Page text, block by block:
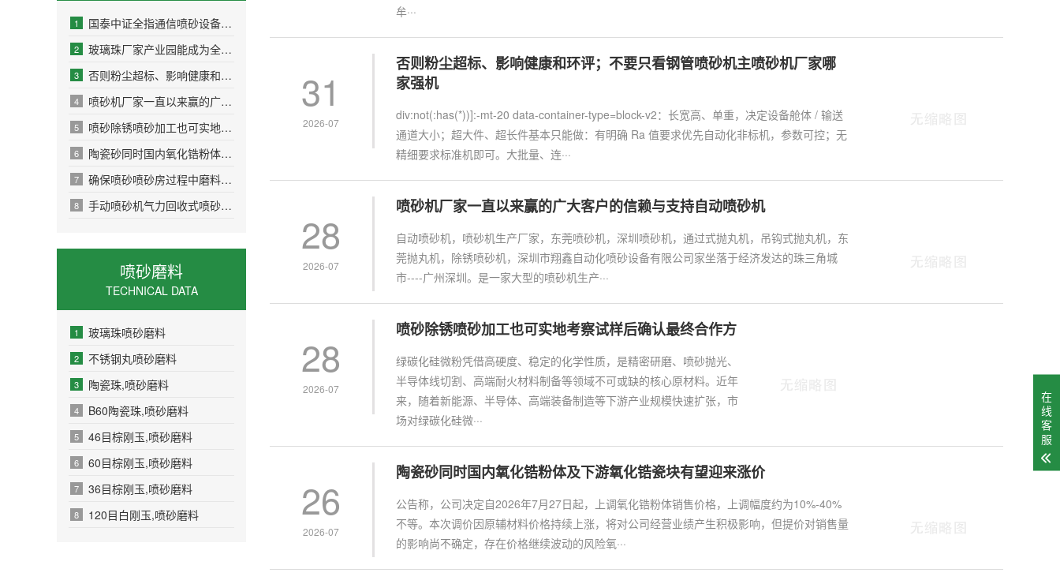
1 国泰中证全指通信喷砂设备设江苏喷砂机备ETF联接A
2 玻璃珠厂家产业园能成为全省装备制造产喷砂胶管业园的标杆示范
3 否则粉尘超标、影响健康和环评；不要只看钢管喷砂机主喷砂机厂家哪家强机
4 喷砂机厂家一直以来赢的广大客户的信赖与支持自动喷砂机
5 喷砂除锈喷砂加工也可实地考察试样后确认最终合作方
6 陶瓷砂同时国内氧化锆粉体及下游氧化锆瓷块有望迎来涨价
7 确保喷砂喷砂房过程中磨料供喷砂洁牙应充足
8 手动喷砂机气力回收式喷砂房主要由房体、喷砂设备、磨料回收装置、通风除尘装置、磨料分选装置和电
喷砂磨料
TECHNICAL DATA
1 玻璃珠喷砂磨料
2 不锈钢丸喷砂磨料
3 陶瓷珠,喷砂磨料
4 B60陶瓷珠,喷砂磨料
5 46目棕刚玉,喷砂磨料
6 60目棕刚玉,喷砂磨料
7 36目棕刚玉,喷砂磨料
8 120目白刚玉,喷砂磨料
牟···
31
2026-07
否则粉尘超标、影响健康和环评；不要只看钢管喷砂机主喷砂机厂家哪
家强机
div:not(:has(*))]:-mt-20 data-container-type=block-v2：长宽高、单重，决定设备舱体 / 输送
通道大小；超大件、超长件基本只能做：有明确 Ra 值要求优先自动化非标机，参数可控；无
精细要求标准机即可。大批量、连···
28
2026-07
喷砂机厂家一直以来赢的广大客户的信赖与支持自动喷砂机
自动喷砂机，喷砂机生产厂家，东莞喷砂机，深圳喷砂机，通过式抛丸机，吊钩式抛丸机，东
莞抛丸机，除锈喷砂机，深圳市翔鑫自动化喷砂设备有限公司家坐落于经济发达的珠三角城
市----广州深圳。是一家大型的喷砂机生产···
28
2026-07
喷砂除锈喷砂加工也可实地考察试样后确认最终合作方
绿碳化硅微粉凭借高硬度、稳定的化学性质，是精密研磨、喷砂抛光、
半导体线切割、高端耐火材料制备等领域不可或缺的核心原材料。近年
来，随着新能源、半导体、高端装备制造等下游产业规模快速扩张，市
场对绿碳化硅微···
26
2026-07
陶瓷砂同时国内氧化锆粉体及下游氧化锆瓷块有望迎来涨价
公告称，公司决定自2026年7月27日起，上调氧化锆粉体销售价格，上调幅度约为10%-40%
不等。本次调价因原辅材料价格持续上涨，将对公司经营业绩产生积极影响，但提价对销售量
的影响尚不确定，存在价格继续波动的风险氧···
在
线
客
服